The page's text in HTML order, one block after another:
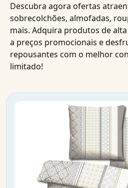
Descubra agora ofertas
sobrecolchões, almofadas,
mais. Adquira produtos de
a preços promocionais e
repousantes com o melhor
limitado!